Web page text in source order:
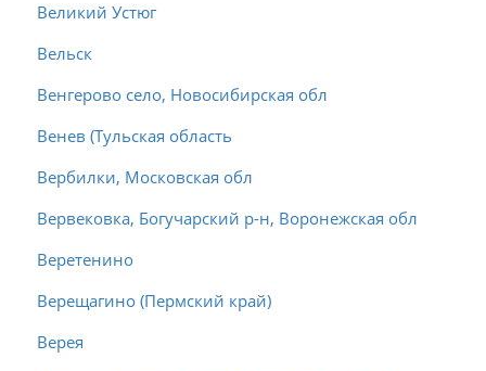
Великий Устюг
Вельск
Венгерово село, Новосибирская обл
Венев (Тульская область
Вербилки, Московская обл
Вервековка, Богучарский р-н, Воронежская обл
Веретенино
Верещагино (Пермский край)
Верея